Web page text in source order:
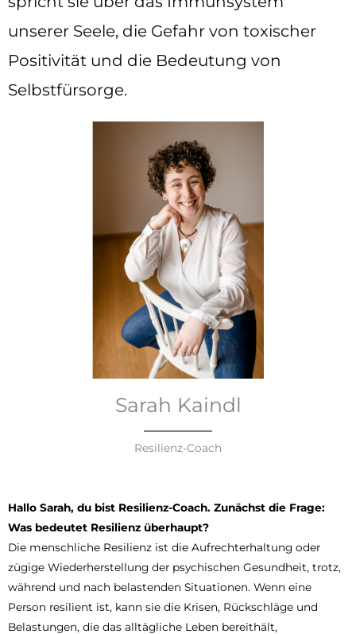
unserer Seele, die Gefahr von toxischer
Positivität und die Bedeutung von
Selbstfürsorge.
Sarah Kaindl
Resilienz-Coach
Hallo Sarah, du bist Resilienz-Coach. Zunächst die Frage:
Was bedeutet Resilienz überhaupt?
Die menschliche Resilienz ist die Aufrechterhaltung oder
zügige Wiederherstellung der psychischen Gesundheit, trotz,
während und nach belastenden Situationen. Wenn eine
Person resilient ist, kann sie die Krisen, Rückschläge und
Belastungen, die das alltägliche Leben bereithält,